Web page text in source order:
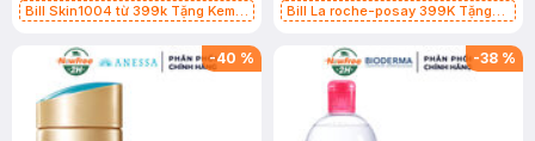
Bill Skin1004 từ 399k Tặng Kem
SPF 50+ 20ml (SL Có Hạn)
Bill La roche-posay 399K Tặng
(SL có hạn)
-40 % -38 %